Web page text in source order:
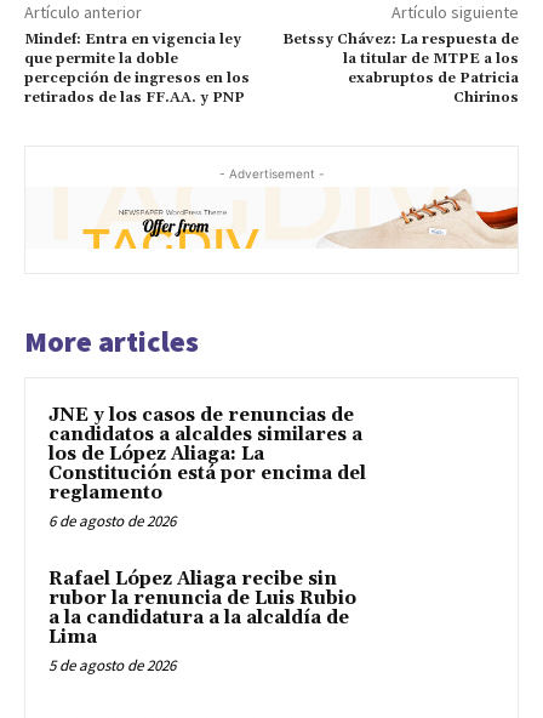
Artículo anterior
Mindef: Entra en vigencia ley
que permite la doble
percepción de ingresos en los
retirados de las FF.AA. y PNP
Artículo siguiente
Betssy Chávez: La respuesta de
la titular de MTPE a los
exabruptos de Patricia
Chirinos
- Advertisement -
More articles
JNE y los casos de renuncias de
candidatos a alcaldes similares a
los de López Aliaga: La
Constitución está por encima del
reglamento
6 de agosto de 2026
Rafael López Aliaga recibe sin
rubor la renuncia de Luis Rubio
a la candidatura a la alcaldía de
Lima
5 de agosto de 2026